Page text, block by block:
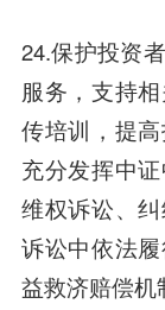
24.保护投资
服务，支持
传培训，提
充分发挥中
维权诉讼、
诉讼中依法
益救济赔偿机